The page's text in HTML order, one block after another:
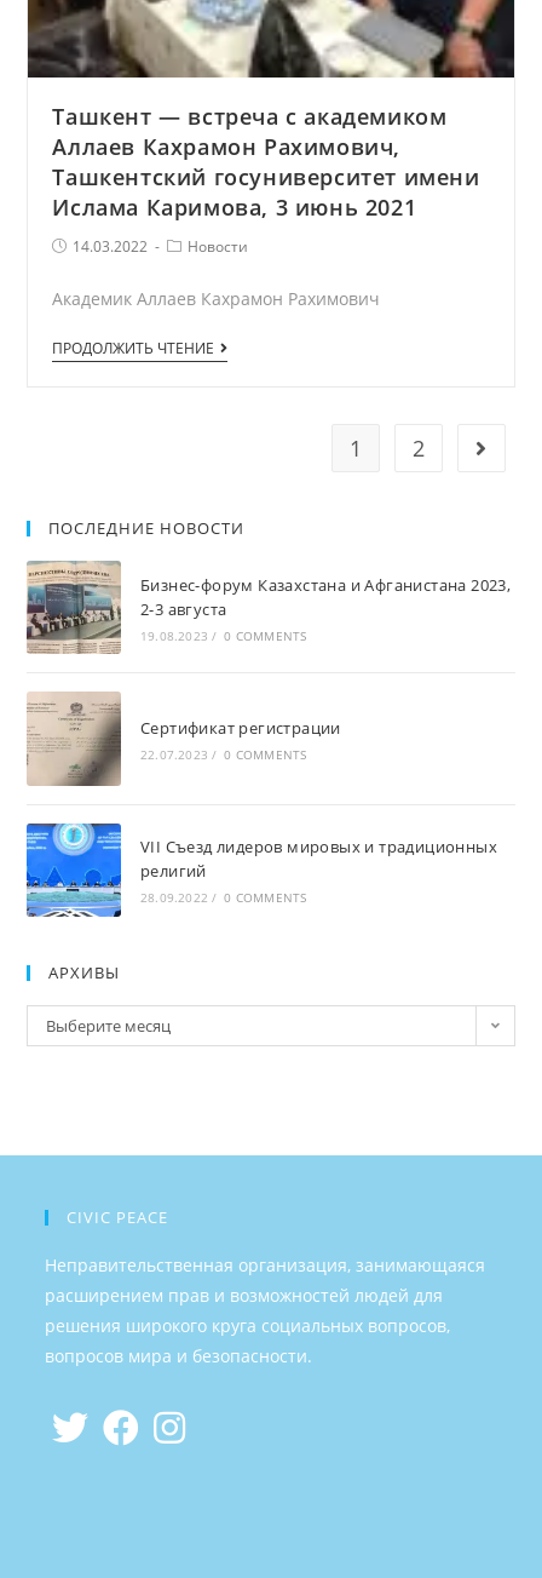
Ташкент — встреча с академиком
Аллаев Кахрамон Рахимович,
Ташкентский госуниверситет имени
Ислама Каримова, 3 июнь 2021
Запись
14.03.2022
Рубрика
Новости
Академик Аллаев Кахрамон Рахимович
ПРОДОЛЖИТЬ ЧТЕНИЕ
Ташкент
Кахрамон
Ташкентский
имени
3
1 2 Go to
ПОСЛЕДНИЕ НОВОСТИ
Бизнес-форум Казахстана и Афганистана 2023,
2-3 августа
19.08.2023 / 0 COMMENTS
Сертификат регистрации
22.07.2023 / 0 COMMENTS
VII Съезд лидеров мировых и традиционных
религий
28.09.2022 / 0 COMMENTS
АРХИВЫ
Архивы
Выберите месяц
CIVIC PEACE
Неправительственная организация, занимающаяся
расширением прав и возможностей людей для
решения широкого круга социальных вопросов,
вопросов мира и безопасности.